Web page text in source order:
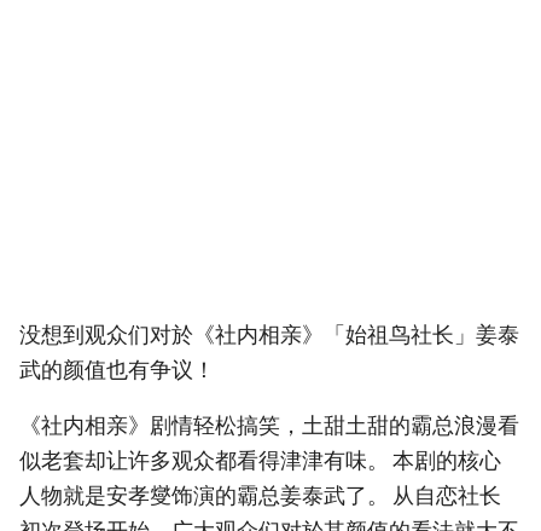
没想到观众们对於《社内相亲》「始祖鸟社长」姜泰
武的颜值也有争议！
《社内相亲》剧情轻松搞笑，土甜土甜的霸总浪漫看
似老套却让许多观众都看得津津有味。 本剧的核心
人物就是安孝燮饰演的霸总姜泰武了。 从自恋社长